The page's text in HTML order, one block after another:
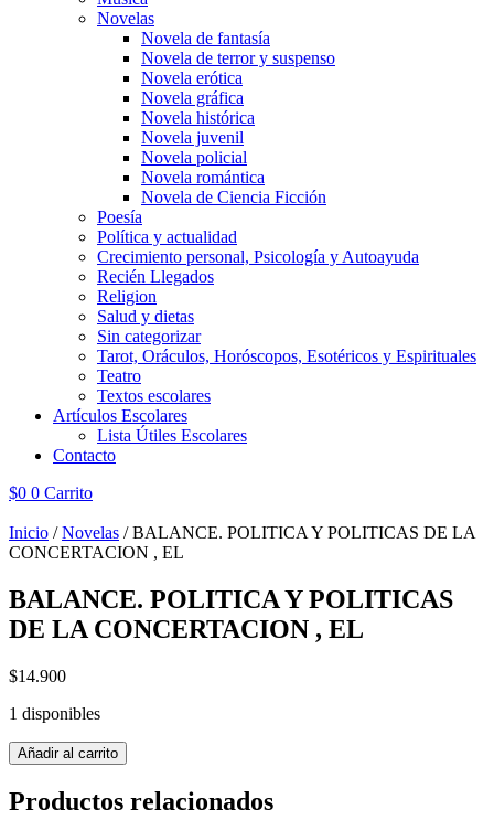
Novelas
Novela de fantasía
Novela de terror y suspenso
Novela erótica
Novela gráfica
Novela histórica
Novela juvenil
Novela policial
Novela romántica
Novela de Ciencia Ficción
Poesía
Política y actualidad
Crecimiento personal, Psicología y Autoayuda
Recién Llegados
Religion
Salud y dietas
Sin categorizar
Tarot, Oráculos, Horóscopos, Esotéricos y Espirituales
Teatro
Textos escolares
Artículos Escolares
Lista Útiles Escolares
Contacto
$0 0 Carrito
Inicio /Novelas / BALANCE. POLITICA Y POLITICAS DE LA
CONCERTACION , EL
BALANCE. POLITICA Y POLITICAS
DE LA CONCERTACION , EL
$14.900
1 disponibles
BALANCE.
POLITICA
Y
POLITICAS
Añadir al carrito
Productos relacionados